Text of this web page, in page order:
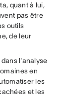
quant à lui,
pas être
outils
de leur
l'analyse
en
les
et les